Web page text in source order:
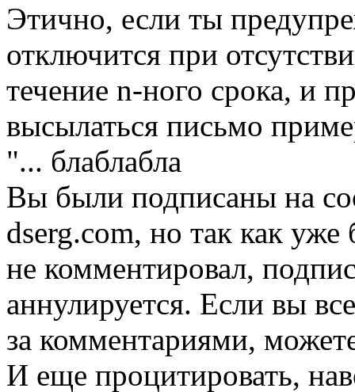
Этично, если ты
отключится при
течение n-ного срока, и
высылаться письмо
"... блаблабла
Вы были подписаны на
dserg.com, но так как уже
не комментировал,
аннулируется. Если вы
за комментариями,
И еще процитировать,